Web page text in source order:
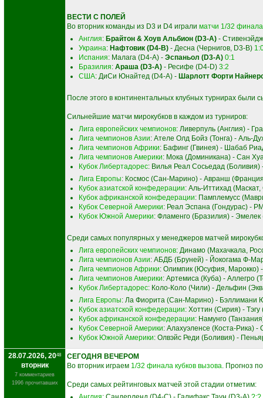
ВЕСТИ С ПОЛЕЙ
Во вторник команды из D3 и D4 играли матчи 1/32 финала
Англия: Брайтон & Хоув Альбион (D3-A) -
Украина: Нафтовик (D4-B) - Десна (Чернигов, D3-B)
Испания: Малага (D4-A) - Эспаньол (D3-A) 0:1
Бразилия: Араша (D3-A) - Ресифе (D4-D) 3:2
США: ДиСи Юнайтед (D4-A) - Шарлотт Форти
После этого в континентальных клубных турнирах были
Сильнейшие матчи мирокубков в каждом из турниров:
Лига европейских чемпионов: Ливерпуль (Англия) -
Лига чемпионов Азии: Ателе Олд Бойз (Тонга) - Аль-
Лига чемпионов Африки: Бафинг (Гвинея) - Шабаб
Лига чемпионов Америки: Мока (Доминикана) - Сан
Кубок Либертадорес: Вилья Реал Сосьедад
Лига Европы: Космос (Сан-Марино) - Авранш
Кубок азиатской конфедерации: Аль-Иттихад
Кубок африканской конфедерации: Памплемусс
Кубок Северной Америки: Реал Эспана (Гондурас) -
Кубок Южной Америки: Фламенго (Бразилия) -
Среди самых популярных у менеджеров матчей
Лига европейских чемпионов: Динамо (Махачкала,
Лига чемпионов Азии: АБДБ (Бруней) - Йокогама Ф-
Лига чемпионов Африки: Олимпик (Юсуфия,
Лига чемпионов Америки: Артемиса (Куба) - Аллегро
Кубок Либертадорес: Коло-Коло (Чили) - Дельфин
Лига Европы: Ла Фиорита (Сан-Марино) - Бэллимани
Кубок азиатской конфедерации: Хоттин (Сирия) -
Кубок африканской конфедерации: Намунго
Кубок Северной Америки: Алахуэленсе (Коста-Рика) -
Кубок Южной Америки: Олвэйс Реди (Боливия) -
28.07.2026, 2048
вторник
7 комментариев
1996 прочитавших
СЕГОДНЯ ВЕЧЕРОМ
Во вторник играем 1/32 финала кубков вызова. Прогноз
Среди самых рейтинговых матчей этой стадии отметим: